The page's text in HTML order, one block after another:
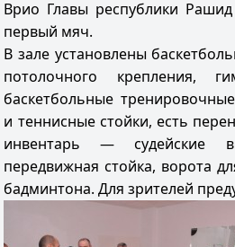
Врио Главы республики
первый мяч.
В зале установлены
потолочного крепления,
баскетбольные
и теннисные стойки, есть
инвентарь — судейские
передвижная стойка, ворота
бадминтона. Для зрителей